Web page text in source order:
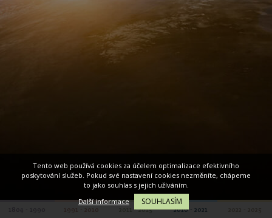
2011 - 2015 2016 - 2021
Tento web používá cookies za účelem optimalizace efektivního
poskytování služeb. Pokud své nastavení cookies nezměníte, chápeme
to jako souhlas s jejich užíváním.
Další informace
SOUHLASÍM